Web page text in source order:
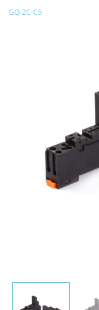
GQ-2C-C5